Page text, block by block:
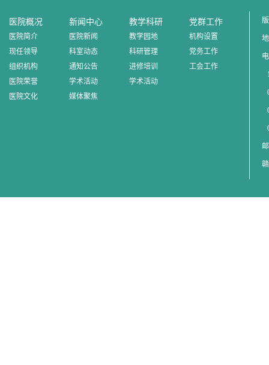
医院概况
医院简介
现任领导
组织机构
医院荣誉
医院文化
新闻中心
医院新闻
科室动态
通知公告
学术活动
媒体聚焦
教学科研
教学园地
科研管理
进修培训
学术活动
党群工作
机构设置
党务工作
工会工作